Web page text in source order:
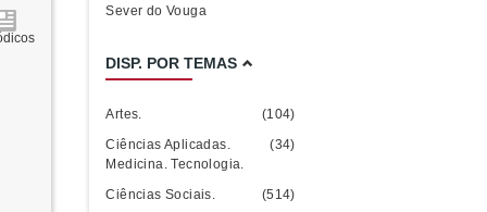
Sever do Vouga
DISP. POR TEMAS
Artes.
(104)
Ciências Aplicadas.
Medicina. Tecnologia.
(34)
Ciências Sociais.
(514)